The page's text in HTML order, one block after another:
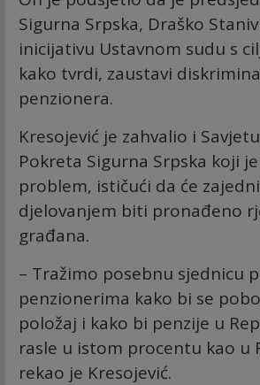
Sigurna Srpska, Draško
inicijativu Ustavnom sudu s
kako tvrdi, zaustavi
penzionera.
Kresojević je zahvalio i
Pokreta Sigurna Srpska koji
problem, ističući da će
d‌jelovanjem biti pronađeno
građana.
– Tražimo posebnu sjednicu
penzionerima kako bi se
položaj i kako bi penzije u
rasle u istom procentu kao u
rekao je Kresojević.